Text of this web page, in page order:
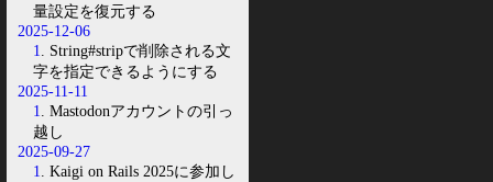
量設定を復元する
2025-12-06
1
. String#stripで削除される文
字を指定できるようにする
2025-11-11
1
. Mastodonアカウントの引っ
越し
2025-09-27
1
. Kaigi on Rails 2025に参加し